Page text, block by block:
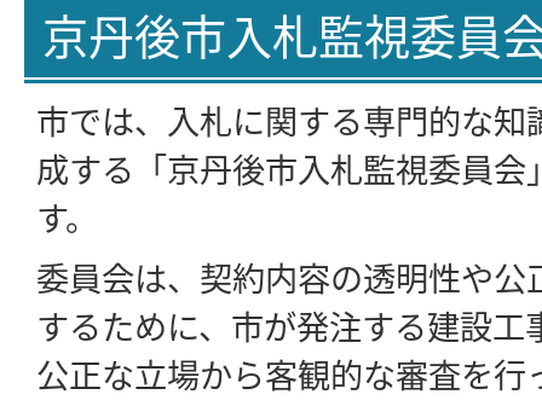
京丹後市入札監視委員
市では、入札に関する専門的な
成する「京丹後市入札監視委員会
す。
委員会は、契約内容の透明性や
するために、市が発注する建設工
公正な立場から客観的な審査を行